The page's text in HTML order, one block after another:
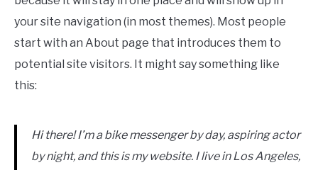
STORLEKSGUIDE
your site navigation (in most themes). Most people
start with an About page that introduces them to
potential site visitors. It might say something like
this:
Hi there! I’m a bike messenger by day, aspiring actor
by night, and this is my website. I live in Los Angeles,